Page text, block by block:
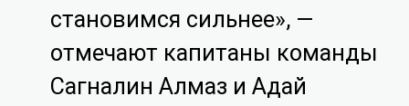
становимся сильнее», —
отмечают капитаны команды
Сагналин Алмаз и Адай